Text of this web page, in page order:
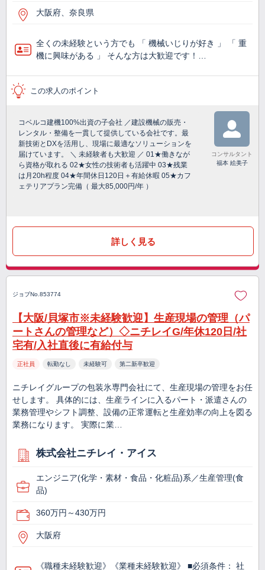
大阪府、奈良県
全くの未経験という方でも 「 機械いじりが好き 」 「 重
機に興味がある 」 そんな方は大歓迎です！…
この求人のポイント
コベルコ建機100%出資の子会社 ／建設機械の販売・
レンタル・整備を一貫して提供している会社です。最
新技術とDXを活用し、現場に最適なソリューションを
届けています。 ＼ 未経験者も大歓迎 ／ 01★働きなが
ら資格が取れる 02★女性の技術者も活躍中 03★残業
は月20h程度 04★年間休日120日＋有給休暇 05★カフ
ェテリアプラン完備（ 最大85,000円/年 ）
コンサルタント
福本 絵美子
詳しく見る
ジョブNo.853774
【大阪/貝塚市※未経験歓迎】生産現場の管理（パ
ートさんの管理など）◇ニチレイG/年休120日/社
宅有/入社直後に有給付与
正社員 転勤なし 未経験可 第二新卒歓迎
ニチレイグループの包装氷専門会社にて、生産現場の管理をお任
せします。 具体的には、生産ラインに入るパート・派遣さんの
業務管理やシフト調整、設備の正常運転と生産効率の向上を図る
業務になります。 実際に業…
株式会社ニチレイ・アイス
エンジニア(化学・素材・食品・化粧品)系／生産管理(食
品)
360万円～430万円
大阪府
《職種未経験歓迎》《業種未経験歓迎》 ■必須条件： 社